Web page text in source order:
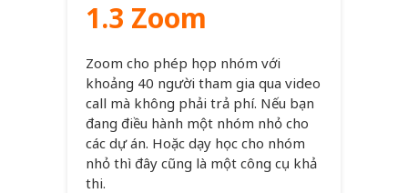
1.3 Zoom
Zoom cho phép họp nhóm với
khoảng 40 người tham gia qua video
call mà không phải trả phí. Nếu bạn
đang điều hành một nhóm nhỏ cho
các dự án. Hoặc dạy học cho nhóm
nhỏ thì đây cũng là một công cụ khả
thi.